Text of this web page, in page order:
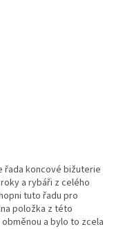
řada koncové bižuterie
a rybáři z celého
tuto řadu pro
položka z této
a bylo to zcela